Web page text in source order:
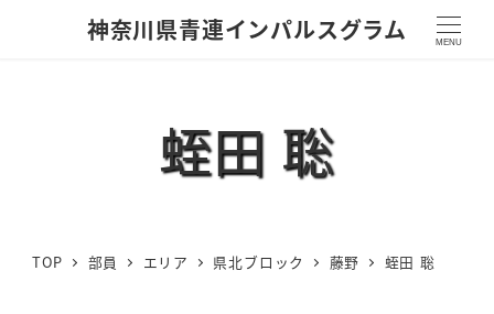
神奈川県青連インパルスグラム MENU
蛭田 聡
TOP 部員 エリア 県北ブロック 藤野 蛭田 聡